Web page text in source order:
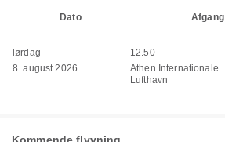
Dato Afgang
lørdag
8. august 2026
12.50
Athen Internationale
Lufthavn